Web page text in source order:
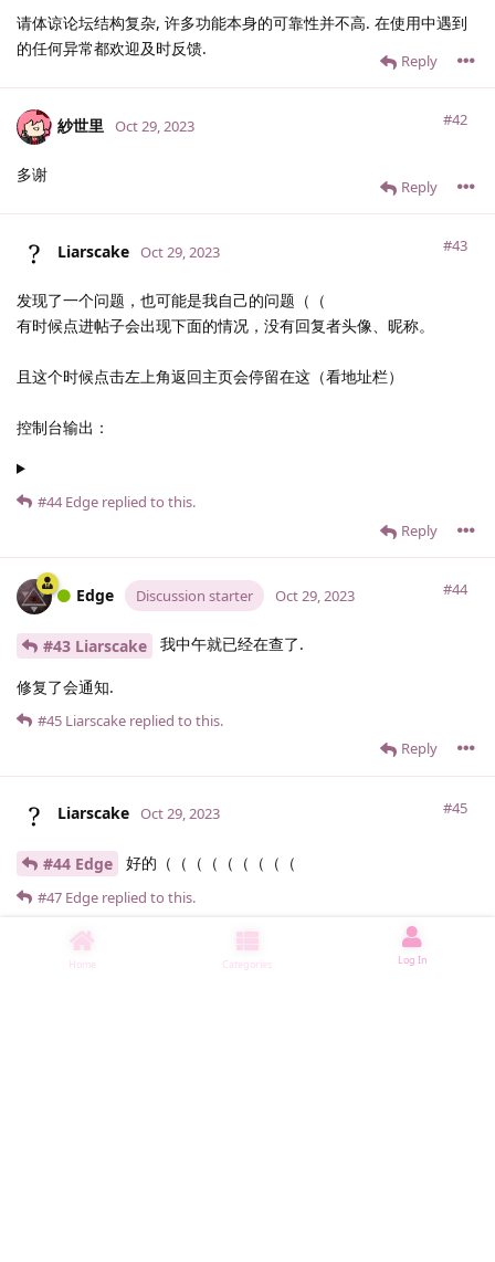
请体谅论坛结构复杂, 许多功能本身的可靠性并不高. 在使用中遇到
的任何异常都欢迎及时反馈.
Reply
紗世里 #42
Oct 29, 2023
多谢
Reply
Liarscake #43
Oct 29, 2023
发现了一个问题，也可能是我自己的问题（（
有时候点进帖子会出现下面的情况，没有回复者头像、昵称。
且这个时候点击左上角返回主页会停留在这（看地址栏）
控制台输出：
Reply
#44 Edge replied to this.
Edge Discussion starter #44
Oct 29, 2023
#43 Liarscake 我中午就已经在查了.
修复了会通知.
Reply
#45 Liarscake replied to this.
Liarscake #45
Oct 29, 2023
#44 Edge 好的（（（（（（（（（
Reply
#47 Edge replied to this.
Home Categories Log In